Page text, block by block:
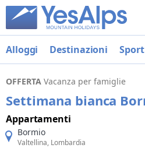
Alloggi Destinazioni
OFFERTA Vacanza per famiglie
Settimana bianca
Appartamenti
Bormio
Valtellina, Lombardia